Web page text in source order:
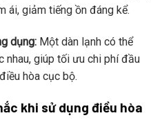
ái, giảm tiếng ồn đáng kể.
dụng: Một dàn lạnh có thể
nhau, giúp tối ưu chi phí đầu
hòa cục bộ.
khi sử dụng điều hòa